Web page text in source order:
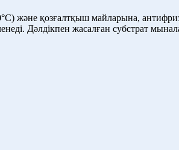
және қозғалтқыш майларына,
Дәлдікпен жасалған субстрат